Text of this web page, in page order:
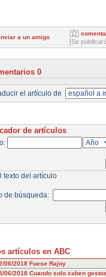
a un amigo
[Se
0
el artículo de
de artículos
texto del artículo
de búsqueda:
artículos en ABC
06/2018 Fuese Rajoy
06/2018 Cuando solo caben